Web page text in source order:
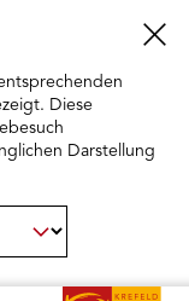
Diese
Darstellung